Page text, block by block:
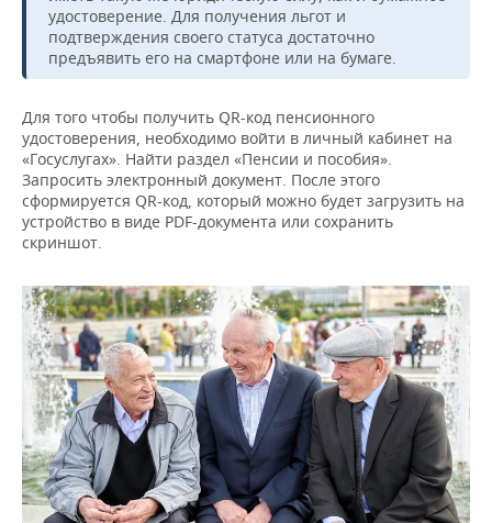
удостоверение. Для получения льгот и
подтверждения своего статуса достаточно
предъявить его на смартфоне или на бумаге.
Для того чтобы получить QR-код пенсионного
удостоверения, необходимо войти в личный кабинет на
«Госуслугах». Найти раздел «Пенсии и пособия».
Запросить электронный документ. После этого
сформируется QR-код, который можно будет загрузить на
устройство в виде PDF-документа или сохранить
скриншот.